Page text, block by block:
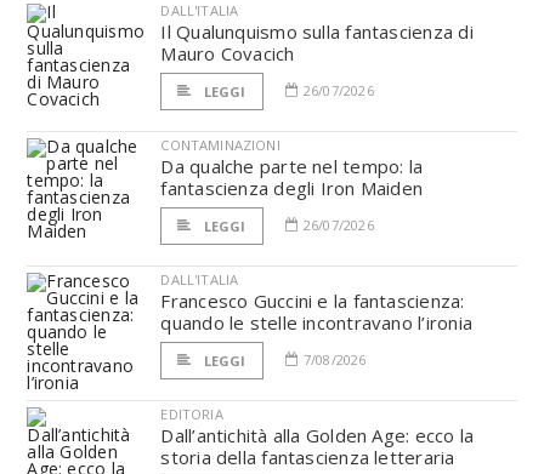
DALL'ITALIA
Il Qualunquismo sulla fantascienza di
Mauro Covacich
LEGGI 26/07/2026
CONTAMINAZIONI
Da qualche parte nel tempo: la
fantascienza degli Iron Maiden
LEGGI 26/07/2026
DALL'ITALIA
Francesco Guccini e la fantascienza:
quando le stelle incontravano l’ironia
LEGGI 7/08/2026
EDITORIA
Dall’antichità alla Golden Age: ecco la
storia della fantascienza letteraria